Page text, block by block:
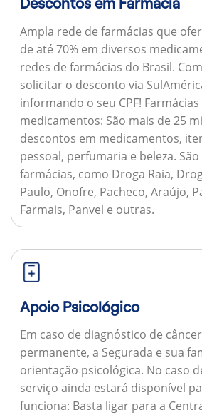
Descontos em Farmácia
Ampla rede de farmácias que
de até 70% em diversos
redes de farmácias do Brasil.
solicitar o desconto via
informando o seu CPF! Farmácias
medicamentos: São mais de 25
descontos em medicamentos,
pessoal, perfumaria e beleza.
farmácias, como Droga Raia,
Paulo, Onofre, Pacheco, Araújo,
Farmais, Panvel e outras.
Apoio Psicológico
Em caso de diagnóstico de
permanente, a Segurada e sua
orientação psicológica. No caso
serviço ainda estará disponível
funciona: Basta ligar para a